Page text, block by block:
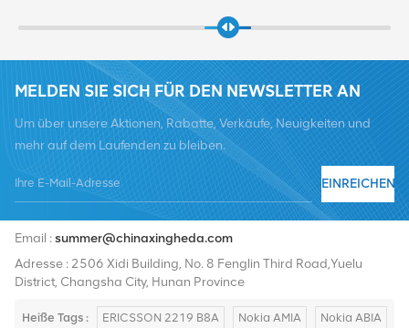
MELDEN SIE SICH FÜR DEN NEWSLETTER AN
Um über unsere Aktionen, Rabatte, Verkäufe, Neuigkeiten und
mehr auf dem Laufenden zu bleiben.
EINREICHEN
Email :summer@chinaxingheda.com
Adresse : 2506 Xidi Building, No. 8 Fenglin Third Road,Yuelu
District, Changsha City, Hunan Province
Heiße Tags : ERICSSON 2219 B8A Nokia AMIA Nokia ABIA